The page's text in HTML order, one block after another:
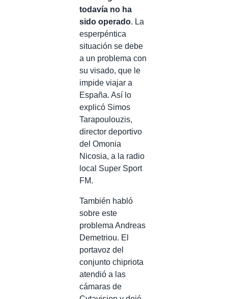
todavía no ha
sido operado. La
esperpéntica
situación se debe
a un problema con
su visado, que le
impide viajar a
España. Así lo
explicó Simos
Tarapoulouzis,
director deportivo
del Omonia
Nicosia, a la radio
local Super Sport
FM.
También habló
sobre este
problema Andreas
Demetriou. El
portavoz del
conjunto chipriota
atendió a las
cámaras de